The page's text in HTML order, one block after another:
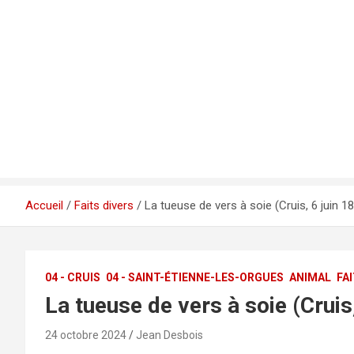
Accueil Faits divers La tueuse de vers à soie (Cruis, 6 juin
04 - CRUIS 04 - SAINT-ÉTIENNE-LES-ORGUES ANIMAL
La tueuse de vers à soie
24 octobre 2024 Jean Desbois